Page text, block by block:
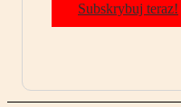
Subskrybuj teraz!